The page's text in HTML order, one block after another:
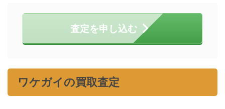
査定を申し込む
ワケガイの買取査定